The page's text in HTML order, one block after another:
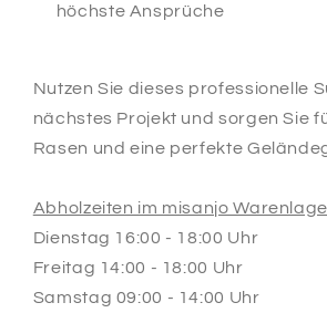
höchste Ansprüche
Nutzen Sie dieses professionelle
nächstes Projekt und sorgen Sie
Rasen und eine perfekte
Abholzeiten im misanjo
Dienstag 16:00 - 18:00 Uhr
Freitag 14:00 - 18:00 Uhr
Samstag 09:00 - 14:00 Uhr